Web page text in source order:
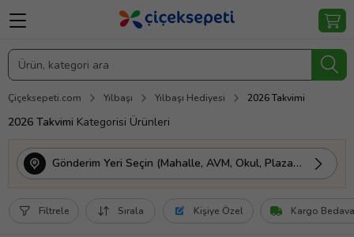
Çiçeksepeti.com Yılbaşı Yılbaşı Hediyesi 2026 Takvimi
2026 Takvimi Kategorisi Ürünleri
Gönderim Yeri Seçin (Mahalle, AVM, Okul, Plaza vs.)
Filtrele Sırala Kişiye Özel Kargo Bedava